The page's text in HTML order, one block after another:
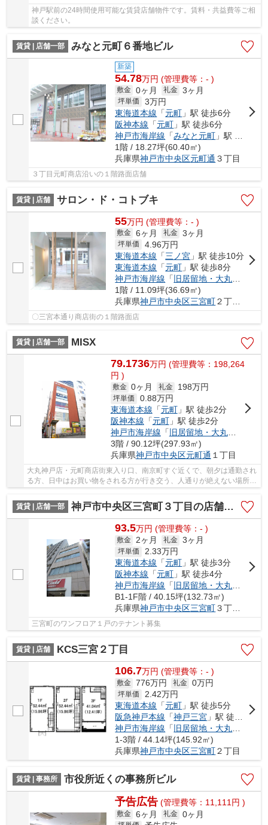
神戸駅前の24時間使用可能な賃貸店舗物件です。賃料・共益費等ご相
談ください。
賃貸 | 店舗一部 みなと元町６番地ビル
新築
54.78万円 (管理費等：- )
敷金 0ヶ月 礼金 3ヶ月
坪単価 3万円
東海道本線 「元町 」駅 徒歩6分
阪神本線 「元町 」駅 徒歩6分
神戸市海岸線 「みなと元町 」駅 徒歩4分
1階 / 18.27坪(60.40㎡)
兵庫県神戸市中央区元町通 ３丁目
３丁目元町商店沿いの１階路面店舗
賃貸 | 店舗 サロン・ド・コトブキ
55万円 (管理費等：- )
敷金 6ヶ月 礼金 3ヶ月
坪単価 4.96万円
東海道本線 「三ノ宮 」駅 徒歩10分
東海道本線 「元町 」駅 徒歩8分
神戸市海岸線 「旧居留地・大丸前
1階 / 11.09坪(36.69㎡)
兵庫県神戸市中央区三宮町２丁目9-11
〇三宮本通り商店街の１階路面店
賃貸 | 店舗一部 MISX
79.1736万円 (管理費等：198,264
円 )
敷金 0ヶ月 礼金 198万円
坪単価 0.88万円
東海道本線 「元町」駅 徒歩2分
阪神本線 「元町」駅 徒歩2分
神戸市海岸線 「 旧居留地・大丸前
3階 / 90.12坪(297.93㎡)
兵庫県神戸市中央区元町通 １丁目
大丸神戸店・元町商店街東入り口、南京町すぐ近くで、朝夕は通勤され
る方、日中はお買い物をされる方が行き交う、人通りが絶えない場所に
賃貸 | 店舗一部
神戸市中央区三宮町３丁目の店舗一部
93.5万円 (管理費等：- )
敷金 2ヶ月 礼金 3ヶ月
坪単価 2.33万円
東海道本線 「元町 」駅 徒歩3分
阪神本線 「元町 」駅 徒歩4分
神戸市海岸線 「 旧居留地・大丸前
B1-1F階 / 40.15坪(132.73㎡)
兵庫県神戸市中央区三宮町３丁目9-19
三宮町のワンフロア１戸のテナント募集
賃貸 | 店舗 KCS三宮２丁目
106.7万円 (管理費等：- )
敷金 776万円 礼金 0万円
坪単価 2.42万円
東海道本線 「元町 」駅 徒歩5分
阪急神戸本線 「神戸三宮 」駅 徒歩7分
神戸市海岸線 「 旧居留地・大丸前
1-3階 / 44.14坪(145.92㎡)
兵庫県神戸市中央区三宮町２丁目
賃貸 | 事務所 市役所近くの事務所ビル
予告広告 (管理費等：11,111円 )
敷金 6ヶ月 礼金 0ヶ月